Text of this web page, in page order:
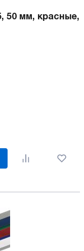
50 мм, красные,